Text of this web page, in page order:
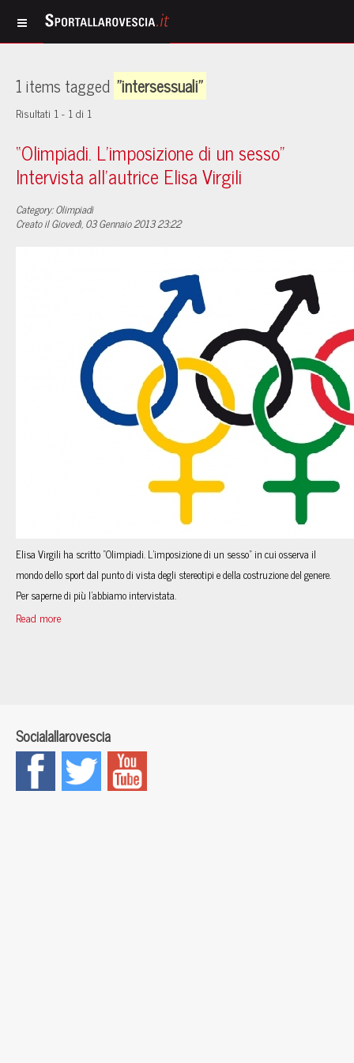
1 items tagged "intersessuali"
Risultati 1 - 1 di 1
“Olimpiadi. L’imposizione di un sesso”
Intervista all’autrice Elisa Virgili
Category: Olimpiadi
Creato il Giovedì, 03 Gennaio 2013 23:22
Elisa Virgili ha scritto “Olimpiadi. L’imposizione di un sesso” in cui osserva il
mondo dello sport dal punto di vista degli stereotipi e della costruzione del genere.
Per saperne di più l’abbiamo intervistata.
Read more
Socialallarovescia